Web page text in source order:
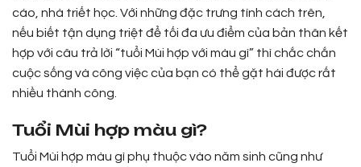
cáo, nhà triết học. Với những đặc trưng tính cách trên,
nếu biết tận dụng triệt để tối đa ưu điểm của bản thân kết
hợp với câu trả lời “tuổi Mùi hợp với màu gì” thì chắc chắn
cuộc sống và công việc của bạn có thể gặt hái được rất
nhiều thành công.
Tuổi Mùi hợp màu gì?
Tuổi Mùi hợp màu gì phụ thuộc vào năm sinh cũng như